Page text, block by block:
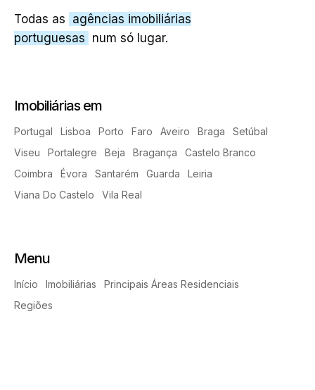
Todas as agências imobiliárias
portuguesas num só lugar.
Imobiliárias em
Portugal Lisboa Porto Faro Aveiro Braga
Setúbal
Viseu
Portalegre Beja Bragança
Castelo Branco
Coimbra
Évora Santarém Guarda
Leiria
Viana Do Castelo
Vila Real
Menu
Início Imobiliárias
Principais Áreas Residenciais
Regiões